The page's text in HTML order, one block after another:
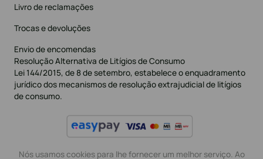
Livro de reclamações
Trocas e devoluções
Envio de encomendas
Resolução Alternativa de Litígios de Consumo
Lei 144/2015, de 8 de setembro, estabelece o enquadramento
jurídico dos mecanismos de resolução extrajudicial de litígios
de consumo.
Nós usamos cookies para lhe fornecer um melhor serviço. Ao